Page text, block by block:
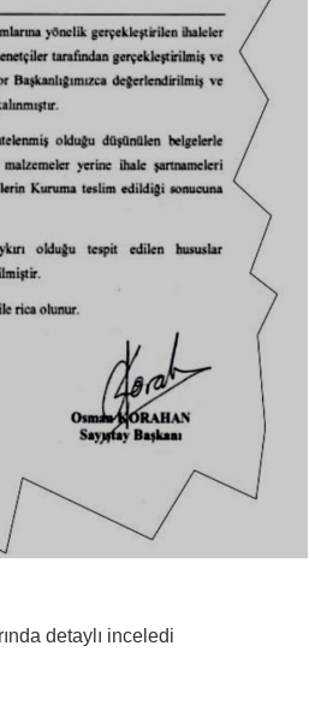
detaylı inceledi